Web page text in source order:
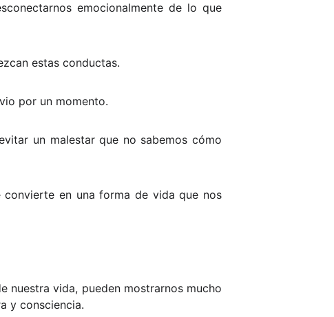
emocionalmente de lo que
estas conductas.
por un momento.
un malestar que no sabemos cómo
en una forma de vida que nos
nuestra vida, pueden mostrarnos mucho
y consciencia.